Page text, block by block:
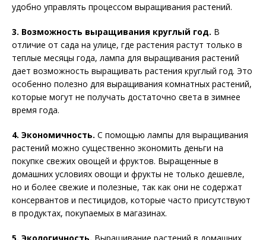
удобно управлять процессом выращивания растений.
3. Возможность выращивания круглый год. В
отличие от сада на улице, где растения растут только в
теплые месяцы года, лампа для выращивания растений
дает возможность выращивать растения круглый год. Это
особенно полезно для выращивания комнатных растений,
которые могут не получать достаточно света в зимнее
время года.
4. Экономичность. С помощью лампы для выращивания
растений можно существенно экономить деньги на
покупке свежих овощей и фруктов. Выращенные в
домашних условиях овощи и фрукты не только дешевле,
но и более свежие и полезные, так как они не содержат
консервантов и пестицидов, которые часто присутствуют
в продуктах, покупаемых в магазинах.